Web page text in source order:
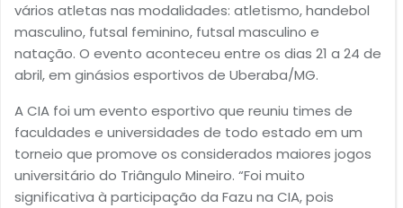
vários atletas nas modalidades: atletismo, handebol
masculino, futsal feminino, futsal masculino e
natação. O evento aconteceu entre os dias 21 a 24 de
abril, em ginásios esportivos de Uberaba/MG.
A CIA foi um evento esportivo que reuniu times de
faculdades e universidades de todo estado em um
torneio que promove os considerados maiores jogos
universitário do Triângulo Mineiro. “Foi muito
significativa à participação da Fazu na CIA, pois